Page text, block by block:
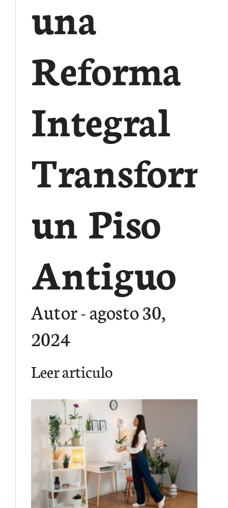
una
Reforma
Integral
un Piso
Antiguo
Autor agosto 30,
2024
Leer articulo